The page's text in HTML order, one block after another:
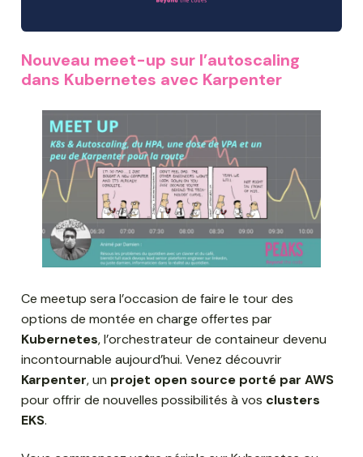
Nouveau meet-up sur l’autoscaling
dans Kubernetes avec Karpenter
Ce meetup sera l’occasion de faire le tour des
options de montée en charge offertes par
Kubernetes, l’orchestrateur de containeur devenu
incontournable aujourd’hui. Venez découvrir
Karpenter, un projet open source porté par AWS
pour offrir de nouvelles possibilités à vos clusters
EKS.